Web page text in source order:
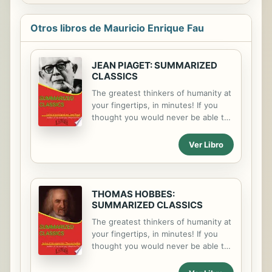
Otros libros de Mauricio Enrique Fau
JEAN PIAGET: SUMMARIZED
CLASSICS
The greatest thinkers of humanity at
your fingertips, in minutes! If you
thought you would never be able to
authors, you were wrong! With our
"Summarized Classics" collection,
you will understand the main ideas
of the most important thinkers in a
very short time and with little effort.
The present volume covers the
them, the reader will find an analysis
of the following Genetic Psychology
Studies (1973) and Structuralism
(1968), among others. It includes a
Ver Libro
THOMAS HOBBES:
SUMMARIZED CLASSICS
The greatest thinkers of humanity at
your fingertips, in minutes! If you
thought you would never be able to